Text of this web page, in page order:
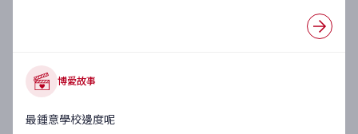
博愛故事
最鍾意學校邊度呢